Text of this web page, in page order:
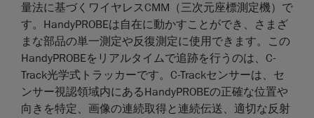
量法に基づくワイヤレスCMM（三次元座標測定機）で
す。HandyPROBEは自在に動かすことができ、さまざ
まな部品の単一測定や反復測定に使用できます。この
HandyPROBEをリアルタイムで追跡を行うのは、C-
Track光学式トラッカーです。C-Trackセンサーは、セ
ンサー視認領域内にあるHandyPROBEの正確な位置や
向きを特定、画像の連続取得と連続伝送、適切な反射